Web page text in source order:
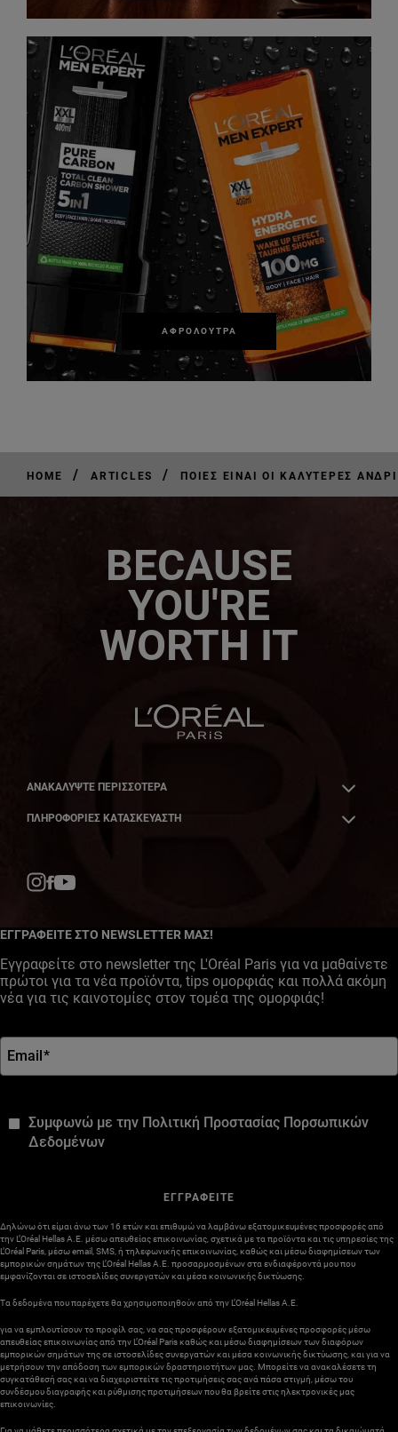
ΑΦΡΌΛΟΥΤΡΑ
HOME / ARTICLES / ΠΟΙΕΣ ΕΊΝΑΙ ΟΙ ΚΑΛΎΤΕΡΕΣ
BECAUSE
YOU'RE
WORTH IT
ΑΝΑΚΑΛΎΨΤΕ ΠΕΡΙΣΣΌΤΕΡΑ
ΠΛΗΡΟΦΟΡΙΕΣ ΚΑΤΑΣΚΕΥΑΣΤΗ
ΕΓΓΡΑΦΕΙΤΕ ΣΤΟ NEWSLETTER ΜΑΣ!
Εγγραφείτε στο newsletter της L'Oréal Paris για να μαθαίνετε
πρώτοι για τα νέα προϊόντα, tips ομορφιάς και πολλά ακόμη
νέα για τις καινοτομίες στον τομέα της ομορφιάς!
Email*
Συμφωνώ με την Πολιτική Προστασίας Πορσωπικών
Δεδομένων
ΕΓΓΡΑΦΕΙΤΕ
Δηλώνω ότι είμαι άνω των 16 ετών και επιθυμώ να λαμβάνω εξατομικευμένες προσφορές από
την L’Oréal Hellas A.E. μέσω απευθείας επικοινωνίας, σχετικά με τα προϊόντα και τις υπηρεσίες της
L’Oréal Paris, μέσω email, SMS, ή τηλεφωνικής επικοινωνίας, καθώς και μέσω διαφημίσεων των
εμπορικών σημάτων της L’Oréal Hellas A.E. προσαρμοσμένων στα ενδιαφέροντά μου που
εμφανίζονται σε ιστοσελίδες συνεργατών και μέσα κοινωνικής δικτύωσης.
Τα δεδομένα που παρέχετε θα χρησιμοποιηθούν από την L’Oréal Hellas A.E.
για να εμπλουτίσουν το προφίλ σας, να σας προσφέρουν εξατομικευμένες προσφορές μέσω
απευθείας επικοινωνίας από την L’Oréal Paris καθώς και μέσω διαφημίσεων των διαφόρων
εμπορικών σημάτων της σε ιστοσελίδες συνεργατών και μέσα κοινωνικής δικτύωσης, και για να
μετρήσουν την απόδοση των εμπορικών δραστηριοτήτων μας. Μπορείτε να ανακαλέσετε τη
συγκατάθεσή σας και να διαχειριστείτε τις προτιμήσεις σας ανά πάσα στιγμή, μέσω του
συνδέσμου διαγραφής και ρύθμισης προτιμήσεων που θα βρείτε στις ηλεκτρονικές μας
επικοινωνίες.